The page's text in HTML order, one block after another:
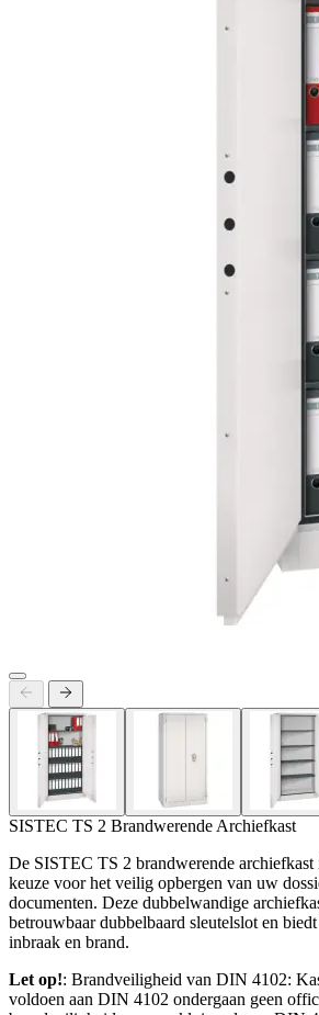
SISTEC TS 2 Brandwerende Archiefkast
De SISTEC TS 2 brandwerende archiefkast
keuze voor het veilig opbergen van uw
documenten. Deze dubbelwandige
betrouwbaar dubbelbaard sleutelslot en
inbraak en brand.
Let op!: Brandveiligheid van DIN 4102:
voldoen aan DIN 4102 ondergaan geen